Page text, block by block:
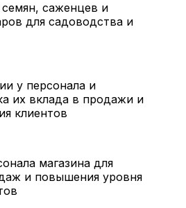
саженцев и
для садоводства и
у персонала и
их вклада в продажи и
клиентов
магазина для
и повышения уровня